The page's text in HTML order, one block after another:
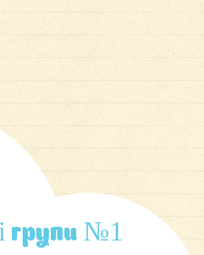
групи №1